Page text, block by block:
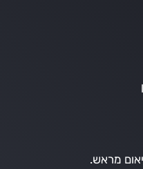
מראש.